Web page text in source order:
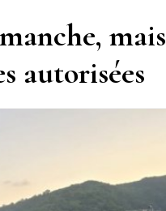
mais
autorisées